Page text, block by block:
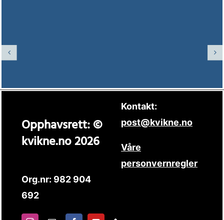
Opphavsrett: ©
kvikne.no 2026
Org.nr: 982 904
692
Kontakt:
post@kvikne.no
Våre
personvernregler